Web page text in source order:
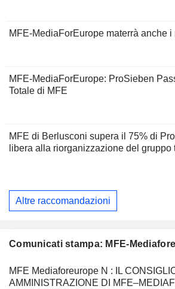
MFE-MediaForEurope materrà anche
MFE-MediaForEurope: ProSieben
Totale di MFE
MFE di Berlusconi supera il 75% di
libera alla riorganizzazione del gruppo
Altre raccomandazioni
Comunicati stampa: MFE-
MFE Mediaforeurope N : IL
AMMINISTRAZIONE DI